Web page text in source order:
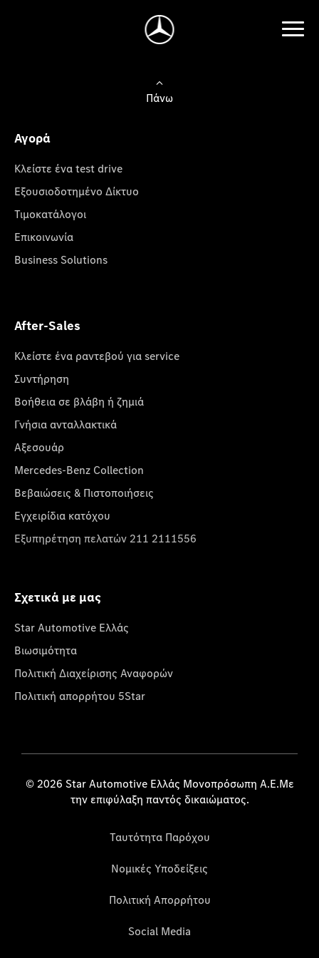
Πάνω
Αγορά
Κλείστε ένα test drive
Εξουσιοδοτημένο Δίκτυο
Τιμοκατάλογοι
Επικοινωνία
Business Solutions
After-Sales
Κλείστε ένα ραντεβού για service
Συντήρηση
Βοήθεια σε βλάβη ή ζημιά
Γνήσια ανταλλακτικά
Αξεσουάρ
Mercedes-Benz Collection
Βεβαιώσεις & Πιστοποιήσεις
Εγχειρίδια κατόχου
Εξυπηρέτηση πελατών 211 2111556
Σχετικά με μας
Star Automotive Ελλάς
Βιωσιμότητα
Πολιτική Διαχείρισης Αναφορών
Πολιτική απορρήτου 5Star
© 2026 Star Automotive Ελλάς Μονοπρόσωπη Α.Ε.Με
την επιφύλαξη παντός δικαιώματος.
Ταυτότητα Παρόχου
Νομικές Υποδείξεις
Πολιτική Απορρήτου
Social Media